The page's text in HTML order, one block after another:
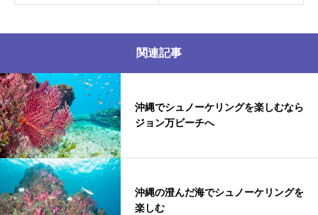
関連記事
沖縄でシュノーケリングを楽しむなら
ジョン万ビーチへ
沖縄の澄んだ海でシュノーケリングを
楽しむ